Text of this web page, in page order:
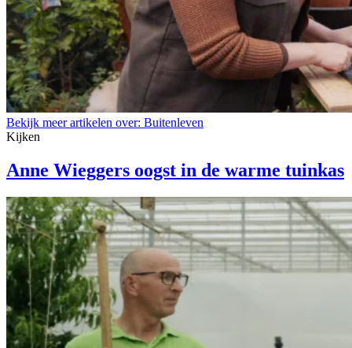
Bekijk meer artikelen over: Buitenleven
Kijken
Anne Wieggers oogst in de warme tuinkas